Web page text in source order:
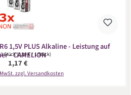
1,5V PLUS Alkaline - Leistung auf
- CAMELION
3 Stück(0,39 € / 1 Stück)
Regulärer Preis:
1,17 €
zzgl. Versandkosten